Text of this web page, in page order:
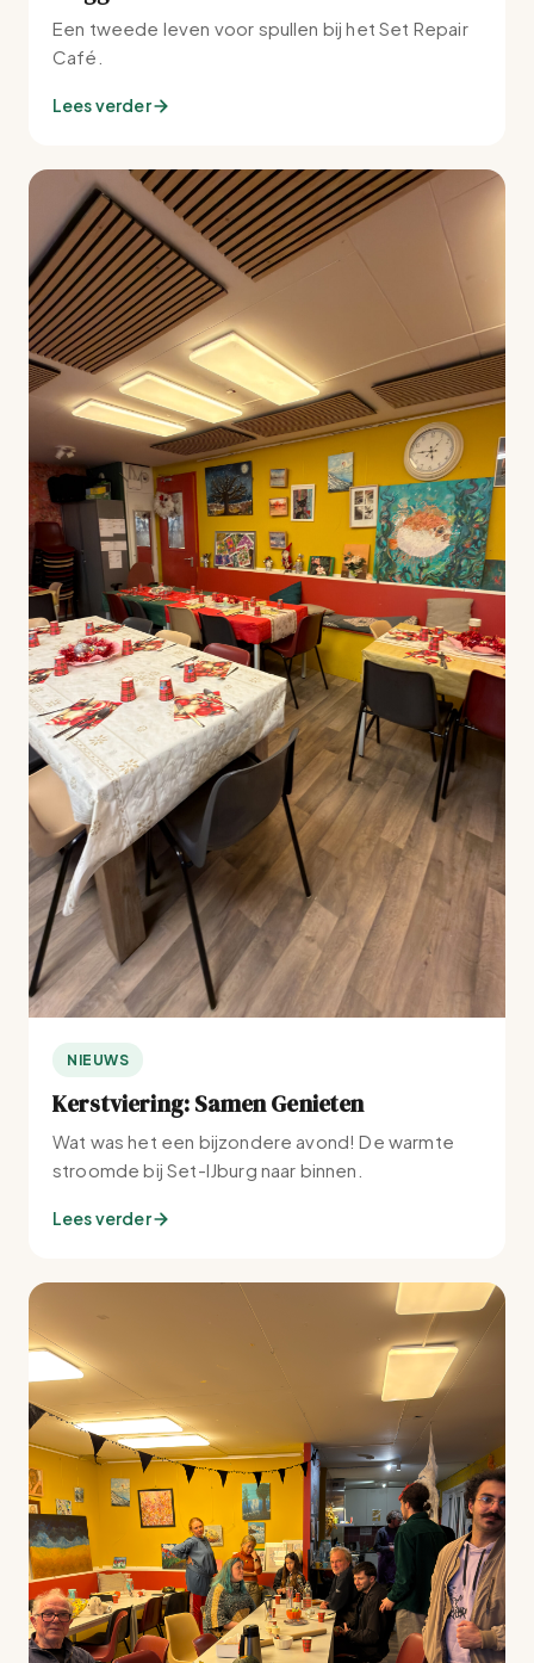
Een tweede leven voor spullen bij het Set Repair
Café.
Lees verder
NIEUWS
Kerstviering: Samen Genieten
Wat was het een bijzondere avond! De warmte
stroomde bij Set-IJburg naar binnen.
Lees verder